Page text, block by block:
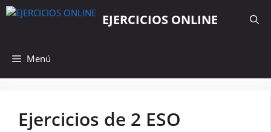
Saltar
EJERCICIOS ONLINE
Menú
Ejercicios de 2 ESO